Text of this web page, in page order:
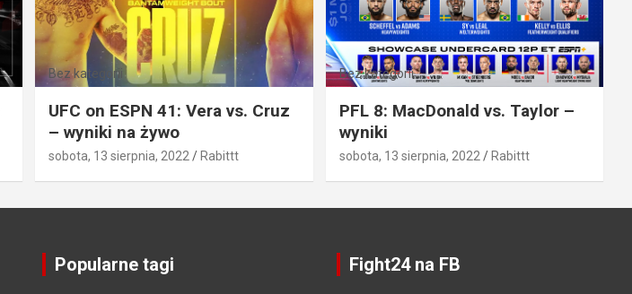
Bez kategorii
UFC on ESPN 41: Vera vs. Cruz
– wyniki na żywo
sobota, 13 sierpnia, 2022 Rabittt
Bez kategorii
PFL 8: MacDonald vs. Taylor –
wyniki
sobota, 13 sierpnia, 2022 Rabittt
Popularne tagi Fight24 na FB